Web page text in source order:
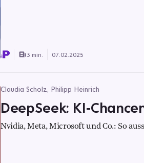
3 min. 07.02.2025
Claudia Scholz, Philipp Heinrich
DeepSeek: KI-
Nvidia, Meta, Microsoft und Co.: So